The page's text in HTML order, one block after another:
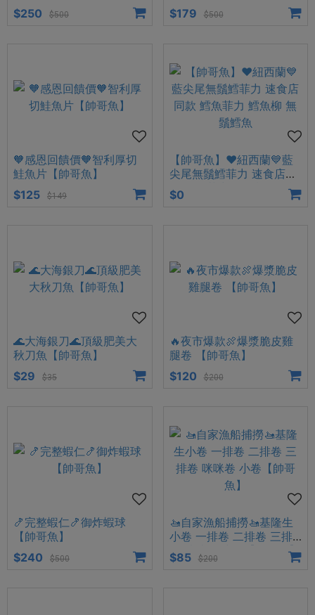
$250
$500
$179
$500
🧡感恩回饋價🧡智利厚切
鮭魚片【帥哥魚】
$125
$149
【帥哥魚】❤️紐西蘭💙藍
尖尾無鬚鱈菲力 速食店同
款 鱈魚菲力 鱈魚柳 無鬚
鱈魚
$0
🌊大海銀刀🌊頂級肥美大
秋刀魚【帥哥魚】
$29
$35
🔥夜市爆款🍖爆漿脆皮雞
腿卷 【帥哥魚】
$120
$200
🍤完整蝦仁🍤御炸蝦球
【帥哥魚】
$240
$500
🚤自家漁船捕撈🚤基隆生
小卷 一排卷 二排卷 三排
卷 咪咪卷 小卷【帥哥魚】
$85 $200